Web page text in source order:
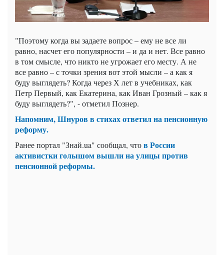
"Поэтому когда вы задаете вопрос – ему не все ли
равно, насчет его популярности – и да и нет. Все равно
в том смысле, что никто не угрожает его месту. А не
все равно – с точки зрения вот этой мысли – а как я
буду выглядеть? Когда через Х лет в учебниках, как
Петр Первый, как Екатерина, как Иван Грозный – как я
буду выглядеть?", - отметил Познер.
Напомним, Шнуров в стихах ответил на пенсионную
реформу.
Ранее портал "Знай.ua" сообщал, чтов России
активистки голышом вышли на улицы против
пенсионной реформы.